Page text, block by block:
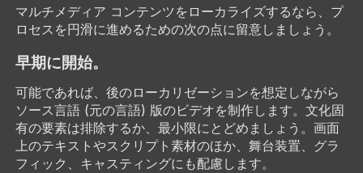
マルチメディア コンテンツをローカライズするなら、プ
ロセスを円滑に進めるための次の点に留意しましょう。
早期に開始。
可能であれば、後のローカリゼーションを想定しながら
ソース言語 (元の言語) 版のビデオを制作します。文化固
有の要素は排除するか、最小限にとどめましょう。画面
上のテキストやスクリプト素材のほか、舞台装置、グラ
フィック、キャスティングにも配慮します。